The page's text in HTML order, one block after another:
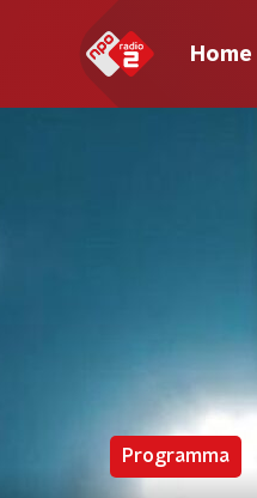
Home
Programma